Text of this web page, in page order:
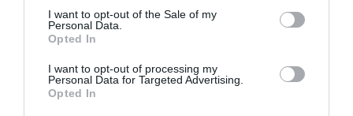
consent section.
I want to opt-out of the Sale of my
Personal Data.
Opted In
I want to opt-out of processing my
Personal Data for Targeted Advertising.
Opted In